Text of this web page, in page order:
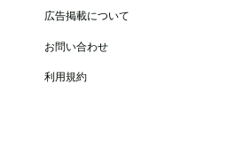
広告掲載について
お問い合わせ
利用規約